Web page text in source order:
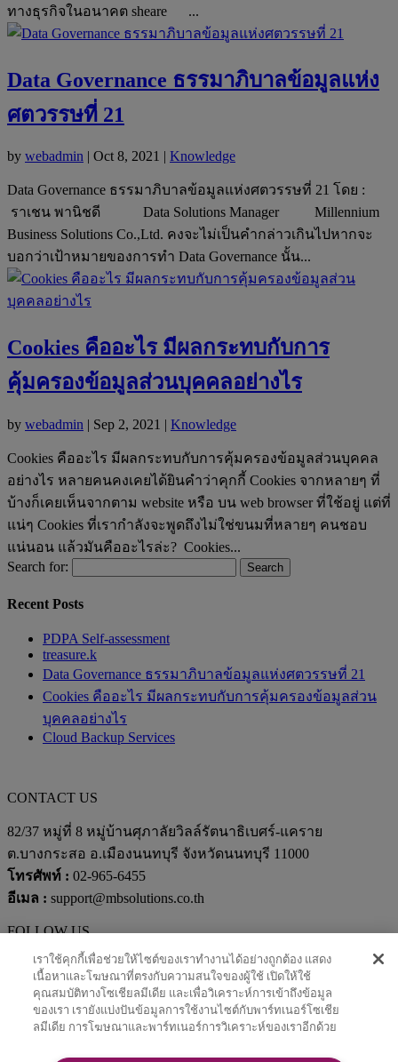
ทางธุรกิจในอนาคต sheare ...
Data Governance ธรรมาภิบาลข้อมูลแห่ง
ศตวรรษที่ 21
by webadmin | Oct 8, 2021 | Knowledge
Data Governance ธรรมาภิบาลข้อมูลแห่งศตวรรษที่ 21 โดย :
ราเชน พานิชดี Data Solutions Manager Millennium
Business Solutions Co.,Ltd. คงจะไม่เป็นคำกล่าวเกินไปหากจะ
บอกว่าเป้าหมายของการทำ Data Governance นั้น...
Cookies คืออะไร มีผลกระทบกับการ
คุ้มครองข้อมูลส่วนบุคคลอย่างไร
by webadmin | Sep 2, 2021 | Knowledge
Cookies คืออะไร มีผลกระทบกับการคุ้มครองข้อมูลส่วนบุคคล
อย่างไร หลายคนคงเคยได้ยินคำว่าคุกกี้ Cookies จากหลายๆ ที่
บ้างก็เคยเห็นจากตาม website หรือ บน web browser ที่ใช้อยู่ แต่ที่
แน่ๆ Cookies ที่เรากำลังจะพูดถึงไม่ใช่ขนมที่หลายๆ คนชอบ
แน่นอน แล้วมันคืออะไรล่ะ? Cookies...
Search for:
Recent Posts
PDPA Self-assessment
treasure.k
Data Governance ธรรมาภิบาลข้อมูลแห่งศตวรรษที่ 21
Cookies คืออะไร มีผลกระทบกับการคุ้มครองข้อมูลส่วน
บุคคลอย่างไร
Cloud Backup Services
CONTACT US
82/37 หมู่ที่ 8 หมู่บ้านศุภาลัยวิลล์รัตนาธิเบศร์-แคราย
ต.บางกระสอ อ.เมืองนนทบุรี จังหวัดนนทบุรี 11000
โทรศัพท์ : 02-965-6455
อีเมล : support@mbsolutions.co.th
FOLLOW US
© 2021 mbsolutions – ALL RIGHTS RESERVED
เราใช้คุกกี้เพื่อช่วยให้ไซต์ของเราทำงานได้อย่างถูกต้อง แสดง
เนื้อหาและโฆษณาที่ตรงกับความสนใจของผู้ใช้ เปิดให้ใช้
คุณสมบัติทางโซเชียลมีเดีย และเพื่อวิเคราะห์การเข้าถึงข้อมูล
ของเรา เรายังแบ่งปันข้อมูลการใช้งานไซต์กับพาร์ทเนอร์โซเชีย
ลมีเดีย การโฆษณาและพาร์ทเนอร์การวิเคราะห์ของเราอีกด้วย